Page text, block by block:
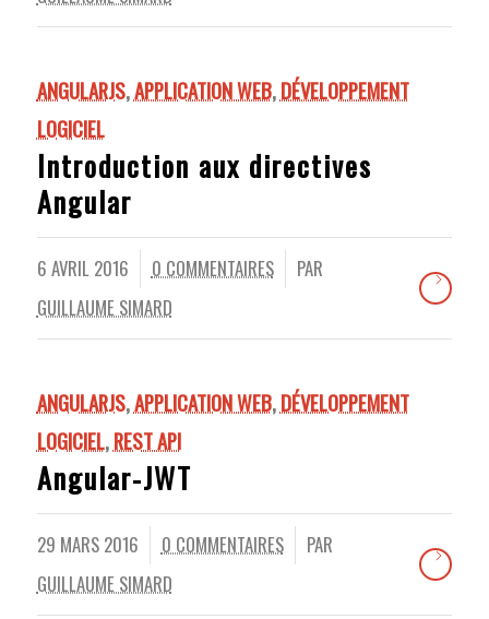
ANGULARJS,APPLICATION WEB,DÉVELOPPEMENT
LOGICIEL
Introduction aux directives
Angular
6 AVRIL 2016 0 COMMENTAIRES
/
PAR
GUILLAUME SIMARD
ANGULARJS,APPLICATION WEB,DÉVELOPPEMENT
LOGICIEL,REST API
Angular-JWT
29 MARS 2016 0 COMMENTAIRES
/
PAR
GUILLAUME SIMARD